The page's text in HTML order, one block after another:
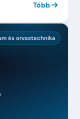
Több
és orvostechnika